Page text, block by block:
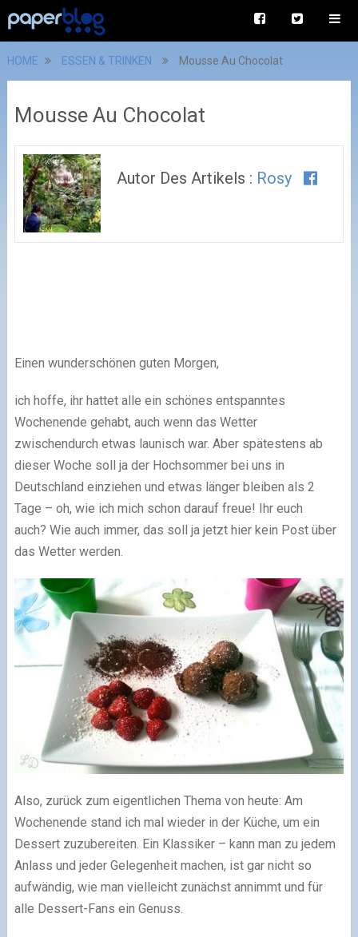
HOME ESSEN & TRINKEN Mousse Au Chocolat
Mousse Au Chocolat
Autor Des Artikels : Rosy
Einen wunderschönen guten Morgen,
ich hoffe, ihr hattet alle ein schönes entspanntes
Wochenende gehabt, auch wenn das Wetter
zwischendurch etwas launisch war. Aber spätestens ab
dieser Woche soll ja der Hochsommer bei uns in
Deutschland einziehen und etwas länger bleiben als 2
Tage – oh, wie ich mich schon darauf freue! Ihr euch
auch? Wie auch immer, das soll ja jetzt hier kein Post über
das Wetter werden.
Also, zurück zum eigentlichen Thema von heute: Am
Wochenende stand ich mal wieder in der Küche, um ein
Dessert zuzubereiten. Ein Klassiker – kann man zu jedem
Anlass und jeder Gelegenheit machen, ist gar nicht so
aufwändig, wie man vielleicht zunächst annimmt und für
alle Dessert-Fans ein Genuss.